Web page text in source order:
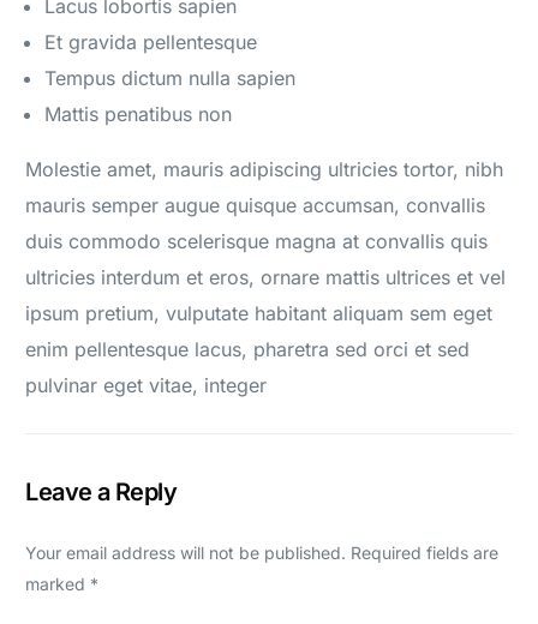
Lacus lobortis sapien
Et gravida pellentesque
Tempus dictum nulla sapien
Mattis penatibus non
Molestie amet, mauris adipiscing ultricies tortor, nibh
mauris semper augue quisque accumsan, convallis
duis commodo scelerisque magna at convallis quis
ultricies interdum et eros, ornare mattis ultrices et vel
ipsum pretium, vulputate habitant aliquam sem eget
enim pellentesque lacus, pharetra sed orci et sed
pulvinar eget vitae, integer
Leave a Reply
Your email address will not be published. Required fields are
marked *